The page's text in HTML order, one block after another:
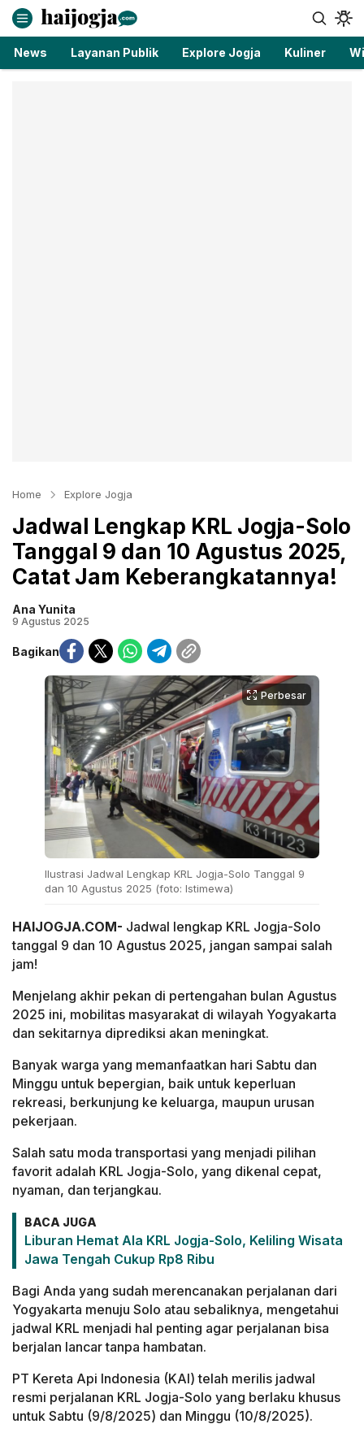
haijogja.com
Berita Jogja Terbaru dan Terkini
News Layanan Publik Explore Jogja Kuliner
Home Explore Jogja
Jadwal Lengkap KRL Jogja-Solo
Tanggal 9 dan 10 Agustus 2025,
Catat Jam Keberangkatannya!
Ana Yunita
9 Agustus 2025
Bagikan
Perbesar
Ilustrasi Jadwal Lengkap KRL Jogja-Solo Tanggal 9
dan 10 Agustus 2025 (foto: Istimewa)
HAIJOGJA.COM- Jadwal lengkap KRL Jogja-Solo
tanggal 9 dan 10 Agustus 2025, jangan sampai salah
jam!
Menjelang akhir pekan di pertengahan bulan Agustus
2025 ini, mobilitas masyarakat di wilayah Yogyakarta
dan sekitarnya diprediksi akan meningkat.
Banyak warga yang memanfaatkan hari Sabtu dan
Minggu untuk bepergian, baik untuk keperluan
rekreasi, berkunjung ke keluarga, maupun urusan
pekerjaan.
Salah satu moda transportasi yang menjadi pilihan
favorit adalah KRL Jogja-Solo, yang dikenal cepat,
nyaman, dan terjangkau.
BACA JUGA
Liburan Hemat Ala KRL Jogja-Solo, Keliling Wisata
Jawa Tengah Cukup Rp8 Ribu
Bagi Anda yang sudah merencanakan perjalanan dari
Yogyakarta menuju Solo atau sebaliknya, mengetahui
jadwal KRL menjadi hal penting agar perjalanan bisa
berjalan lancar tanpa hambatan.
PT Kereta Api Indonesia (KAI) telah merilis jadwal
resmi perjalanan KRL Jogja-Solo yang berlaku khusus
untuk Sabtu (9/8/2025) dan Minggu (10/8/2025).